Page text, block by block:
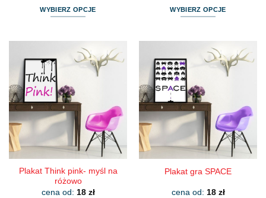
WYBIERZ OPCJE
wiele
wariantów.
Opcje
można
wybrać
na
stronie
produktu
WYBIERZ OPCJE
wiele
wariantów.
Opcje
można
wybrać
na
stronie
produktu
Plakat Think pink- myśl na
różowo
cena od: 18 zł
Plakat gra SPACE
cena od: 18 zł